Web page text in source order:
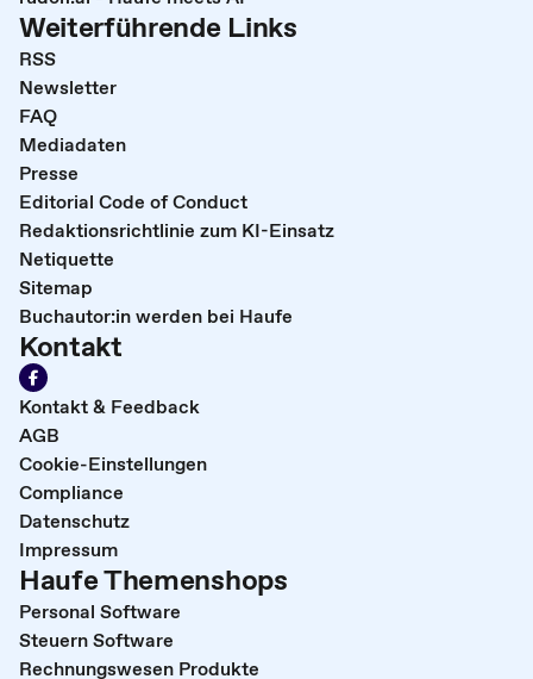
Weiterführende Links
RSS
Newsletter
FAQ
Mediadaten
Presse
Editorial Code of Conduct
Redaktionsrichtlinie zum KI-Einsatz
Netiquette
Sitemap
Buchautor:in werden bei Haufe
Kontakt
Kontakt & Feedback
AGB
Cookie-Einstellungen
Compliance
Datenschutz
Impressum
Haufe Themenshops
Personal Software
Steuern Software
Rechnungswesen Produkte